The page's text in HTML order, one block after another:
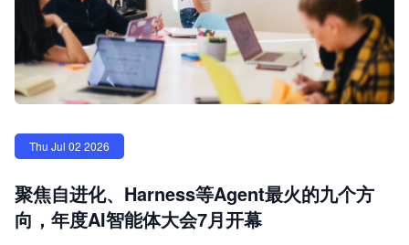
Thu Jul 02 2026
聚焦自进化、Harness等Agent最火的九个方
向，年度AI智能体大会7月开幕